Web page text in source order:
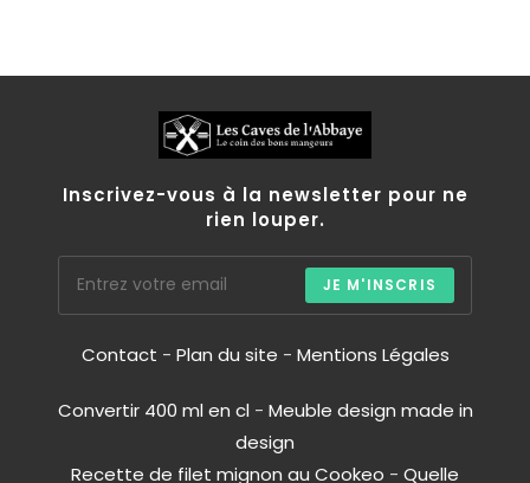
Inscrivez-vous à la newsletter pour ne
rien louper.
JE M'INSCRIS
Contact - Plan du site - Mentions Légales
Convertir 400 ml en cl - Meuble design made in
design
Recette de filet mignon au Cookeo - Quelle